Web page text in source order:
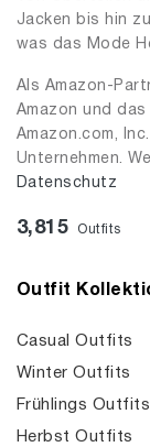
Jacken bis hin
was das Mode
Als Amazon-
Amazon und
Amazon.com,
Unternehmen.
Datenschutz
3,815 Outfits
Outfit
Casual Outfits
Winter Outfits
Frühlings Outfits
Herbst Outfits